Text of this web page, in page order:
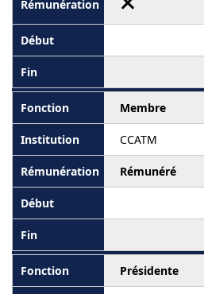
Membre
CCATM
Rémunéré
Présidente